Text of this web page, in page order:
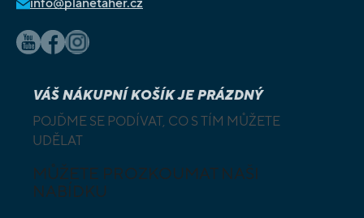
VÁŠ NÁKUPNÍ KOŠÍK JE PRÁZDNÝ
POJĎME SE PODÍVAT, CO S TÍM MŮŽETE
UDĚLAT
MŮŽETE PROZKOUMAT NAŠI
NABÍDKU